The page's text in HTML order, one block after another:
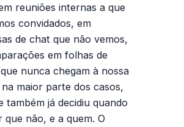
reuniões internas a que
convidados, em
de chat que não vemos,
em folhas de
nunca chegam à nossa
na maior parte dos casos,
também já decidiu quando
que não, e a quem. O